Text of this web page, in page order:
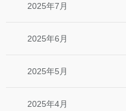
2025年7月
2025年6月
2025年5月
2025年4月